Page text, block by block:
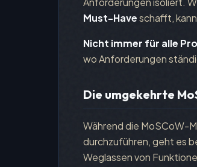
Must-Haveschafft,
Nicht immer für alle
wo Anforderungen
Die umgekehrte
Während die MoSCoW-
durchzuführen, geht es
Weglassen von